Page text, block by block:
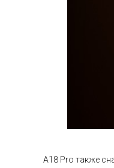
A18 Pro также